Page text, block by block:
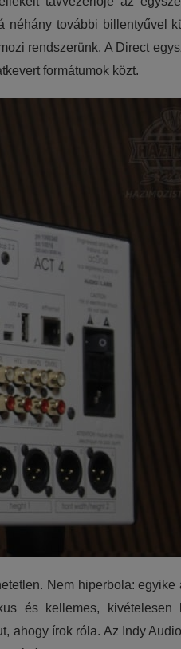
néhány további billentyűvel
rendszerünk. A Direct
formátumok közt.
Nem hiperbola:
és kellemes, kivételesen
ahogy írok róla. Az Indy